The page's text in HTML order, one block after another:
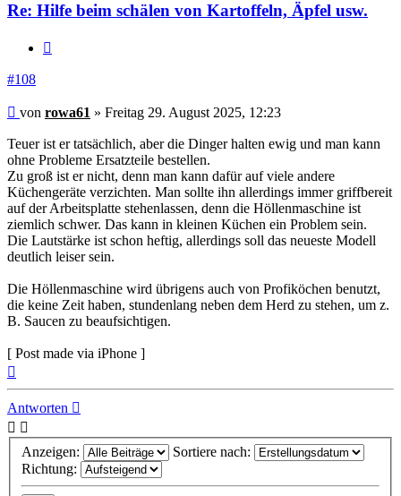
Re: Hilfe beim schälen von Kartoffeln, Äpfel usw.
#108
Beitrag
von rowa61 » Freitag 29. August 2025, 12:23
Teuer ist er tatsächlich, aber die Dinger halten ewig und man kann
ohne Probleme Ersatzteile bestellen.
Zu groß ist er nicht, denn man kann dafür auf viele andere
Küchengeräte verzichten. Man sollte ihn allerdings immer griffbereit
auf der Arbeitsplatte stehenlassen, denn die Höllenmaschine ist
ziemlich schwer. Das kann in kleinen Küchen ein Problem sein.
Die Lautstärke ist schon heftig, allerdings soll das neueste Modell
deutlich leiser sein.
Die Höllenmaschine wird übrigens auch von Profiköchen benutzt,
die keine Zeit haben, stundenlang neben dem Herd zu stehen, um z.
B. Saucen zu beaufsichtigen.
[ Post made via iPhone ]
Antworten
Anzeigen:
Sortiere nach:
Richtung: